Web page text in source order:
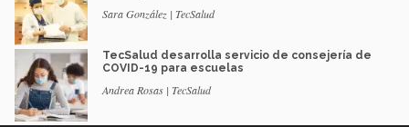
Sara González | TecSalud
TecSalud desarrolla servicio de consejería de
COVID-19 para escuelas
Andrea Rosas | TecSalud